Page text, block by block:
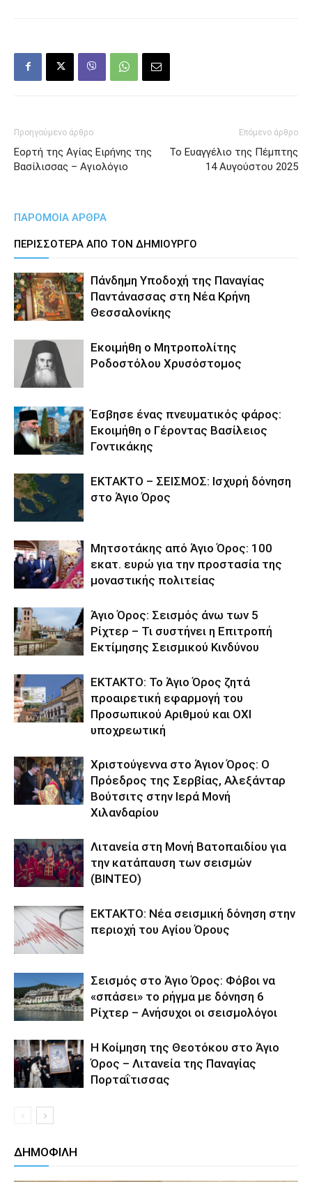
Προηγούμενο άρθρο
Εορτή της Αγίας Ειρήνης της
Βασίλισσας – Αγιολόγιο
Επόμενο άρθρο
Το Ευαγγέλιο της Πέμπτης
14 Αυγούστου 2025
ΠΑΡΟΜΟΙΑ ΑΡΘΡΑ
ΠΕΡΙΣΣΟΤΕΡΑ ΑΠΟ ΤΟΝ ΔΗΜΙΟΥΡΓΟ
Πάνδημη Υποδοχή της Παναγίας
Παντάνασσας στη Νέα Κρήνη
Θεσσαλονίκης
Εκοιμήθη ο Μητροπολίτης
Ροδοστόλου Χρυσόστομος
Έσβησε ένας πνευματικός φάρος:
Εκοιμήθη ο Γέροντας Βασίλειος
Γοντικάκης
ΕΚΤΑΚΤΟ – ΣΕΙΣΜΟΣ: Ισχυρή δόνηση
στο Άγιο Όρος
Μητσοτάκης από Άγιο Όρος: 100
εκατ. ευρώ για την προστασία της
μοναστικής πολιτείας
Άγιο Όρος: Σεισμός άνω των 5
Ρίχτερ – Τι συστήνει η Επιτροπή
Εκτίμησης Σεισμικού Κινδύνου
ΕΚΤΑΚΤΟ: Το Άγιο Όρος ζητά
προαιρετική εφαρμογή του
Προσωπικού Αριθμού και ΟΧΙ
υποχρεωτική
Χριστούγεννα στο Άγιον Όρος: Ο
Πρόεδρος της Σερβίας, Αλεξάνταρ
Βούτσιτς στην Ιερά Μονή
Χιλανδαρίου
Λιτανεία στη Μονή Βατοπαιδίου για
την κατάπαυση των σεισμών
(ΒΙΝΤΕΟ)
ΕΚΤΑΚΤΟ: Νέα σεισμική δόνηση στην
περιοχή του Αγίου Όρους
Σεισμός στο Άγιο Όρος: Φόβοι να
«σπάσει» το ρήγμα με δόνηση 6
Ρίχτερ – Ανήσυχοι οι σεισμολόγοι
Η Κοίμηση της Θεοτόκου στο Άγιο
Όρος – Λιτανεία της Παναγίας
Πορταΐτισσας
ΔΗΜΟΦΙΛΗ